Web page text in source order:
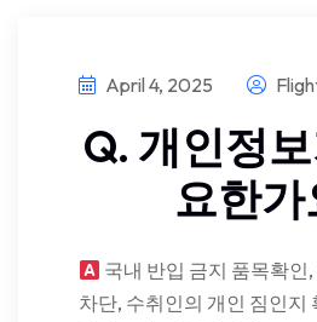
April 4, 2025
Q. 개인정
요한가
국내 반입 금지 품목확인
차단, 수취인의 개인 짐인지